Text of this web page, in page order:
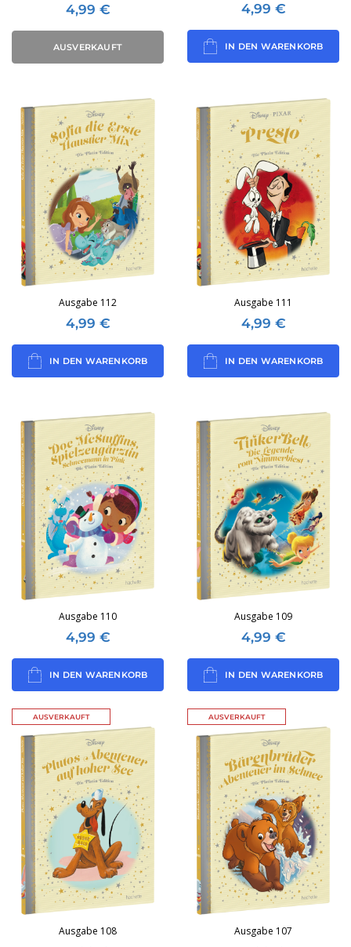
4,99 €
AUSVERKAUFT
4,99 €
IN DEN WARENKORB
Ausgabe 112
4,99 €
IN DEN WARENKORB
Ausgabe 111
4,99 €
IN DEN WARENKORB
Ausgabe 110
4,99 €
IN DEN WARENKORB
Ausgabe 109
4,99 €
IN DEN WARENKORB
AUSVERKAUFT
Ausgabe 108
AUSVERKAUFT
Ausgabe 107